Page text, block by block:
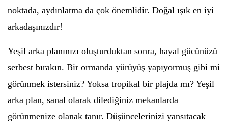
noktada, aydınlatma da çok önemlidir. Doğal ışık en iyi
arkadaşınızdır!
Yeşil arka planınızı oluşturduktan sonra, hayal gücünüzü
serbest bırakın. Bir ormanda yürüyüş yapıyormuş gibi mi
görünmek istersiniz? Yoksa tropikal bir plajda mı? Yeşil
arka plan, sanal olarak dilediğiniz mekanlarda
görünmenize olanak tanır. Düşüncelerinizi yansıtacak